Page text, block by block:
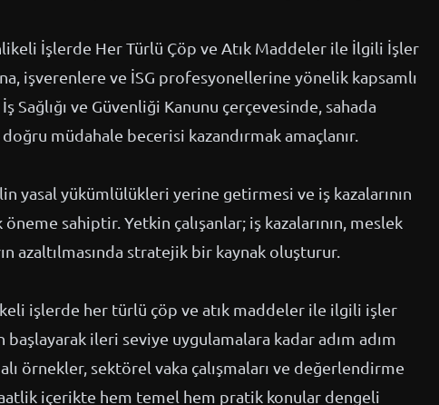
İşlerde Her Türlü Çöp ve Atık Maddeler ile İlgili İşler
işverenlere ve İSG profesyonellerine yönelik kapsamlı
Sağlığı ve Güvenliği Kanunu çerçevesinde, sahada
müdahale becerisi kazandırmak amaçlanır.
yasal yükümlülükleri yerine getirmesi ve iş kazalarının
sahiptir. Yetkin çalışanlar; iş kazalarının, meslek
azaltılmasında stratejik bir kaynak oluşturur.
işlerde her türlü çöp ve atık maddeler ile ilgili işler
ileri seviye uygulamalara kadar adım adım
örnekler, sektörel vaka çalışmaları ve değerlendirme
içerikte hem temel hem pratik konular dengeli